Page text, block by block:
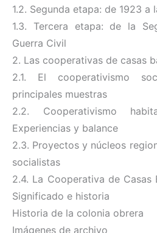
1.2. Segunda etapa: de 1923 a
1.3. Tercera etapa: de la
Guerra Civil
2. Las cooperativas de casas
2.1. El cooperativismo
principales muestras
2.2. Cooperativismo
Experiencias y balance
2.3. Proyectos y núcleos
socialistas
2.4. La Cooperativa de Casas
Significado e historia
Historia de la colonia obrera
Imágenes de archivo